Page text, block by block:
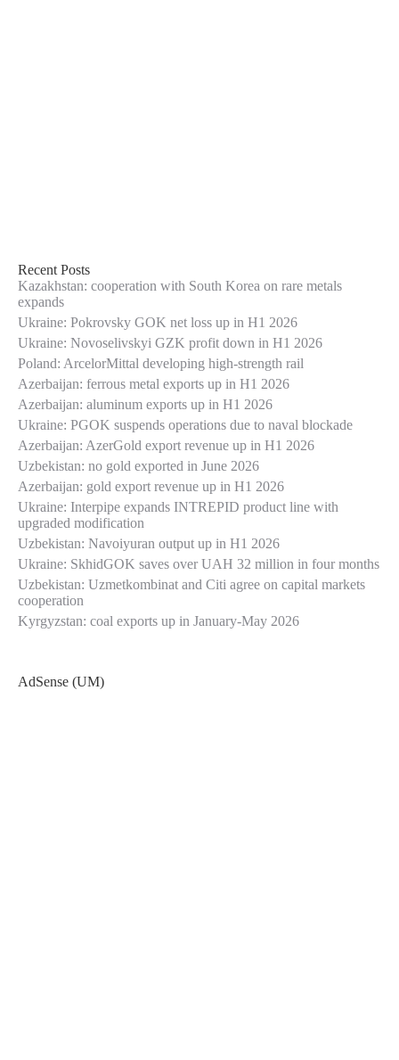
Recent Posts
Kazakhstan: cooperation with South Korea on rare metals
expands
Ukraine: Pokrovsky GOK net loss up in H1 2026
Ukraine: Novoselivskyi GZK profit down in H1 2026
Poland: ArcelorMittal developing high-strength rail
Azerbaijan: ferrous metal exports up in H1 2026
Azerbaijan: aluminum exports up in H1 2026
Ukraine: PGOK suspends operations due to naval blockade
Azerbaijan: AzerGold export revenue up in H1 2026
Uzbekistan: no gold exported in June 2026
Azerbaijan: gold export revenue up in H1 2026
Ukraine: Interpipe expands INTREPID product line with
upgraded modification
Uzbekistan: Navoiyuran output up in H1 2026
Ukraine: SkhidGOK saves over UAH 32 million in four months
Uzbekistan: Uzmetkombinat and Citi agree on capital markets
cooperation
Kyrgyzstan: coal exports up in January-May 2026
AdSense (UM)